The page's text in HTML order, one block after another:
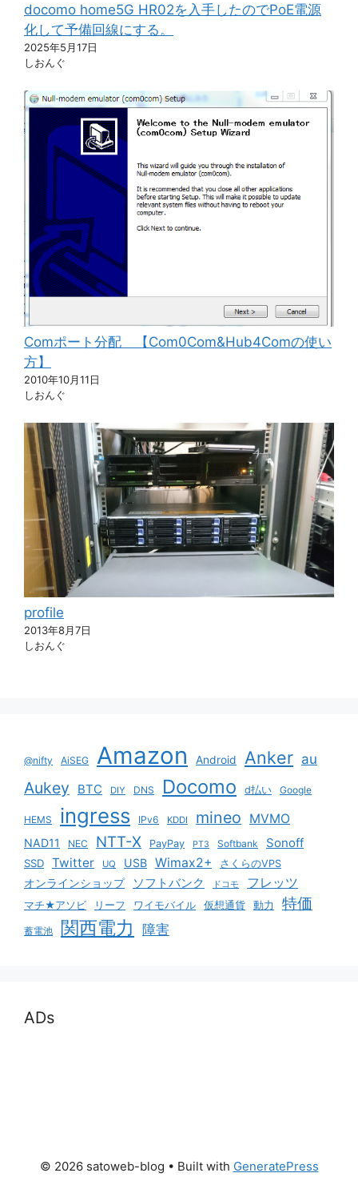
docomo home5G HR02を入手したのでPoE電源
化して予備回線にする。
2025年5月17日
しおんぐ
Comポート分配 【Com0Com&Hub4Comの使い
方】
2010年10月11日
しおんぐ
profile
2013年8月7日
しおんぐ
@nifty AiSEG Amazon Android Anker au
Aukey BTC DIY DNS Docomo d払い Google
HEMS ingress IPv6 KDDI mineo MVMO
NAD11 NEC NTT-X PayPay PT3 Softbank Sonoff
SSD Twitter UQ USB Wimax2+ さくらのVPS
オンラインショップ ソフトバンク ドコモ フレッツ
マチ★アソビ リーフ ワイモバイル 仮想通貨 動力 特価
蓄電池 関西電力 障害
ADs
© 2026 satoweb-blog • Built with GeneratePress